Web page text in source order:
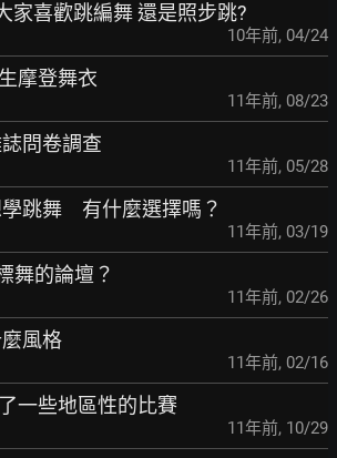
家喜歡跳編舞 還是照步跳?
10年前, 04/24
摩登舞衣
11年前, 08/23
問卷調查
11年前, 05/28
學跳舞 有什麼選擇嗎？
11年前, 03/19
舞的論壇？
11年前, 02/26
風格
11年前, 02/16
一些地區性的比賽
11年前, 10/29